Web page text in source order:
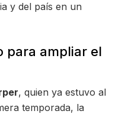
y del país en un
para ampliar el
, quien ya estuvo al
temporada, la